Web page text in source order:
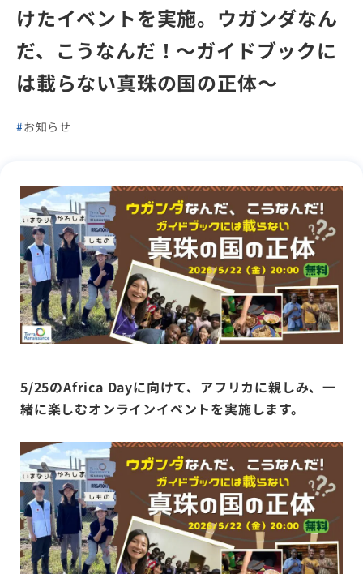
けたイベントを実施。ウガンダなん
だ、こうなんだ！〜ガイドブックに
は載らない真珠の国の正体〜
お知らせ
5/25のAfrica Dayに向けて、アフリカに親しみ、一
緒に楽しむオンラインイベントを実施します。